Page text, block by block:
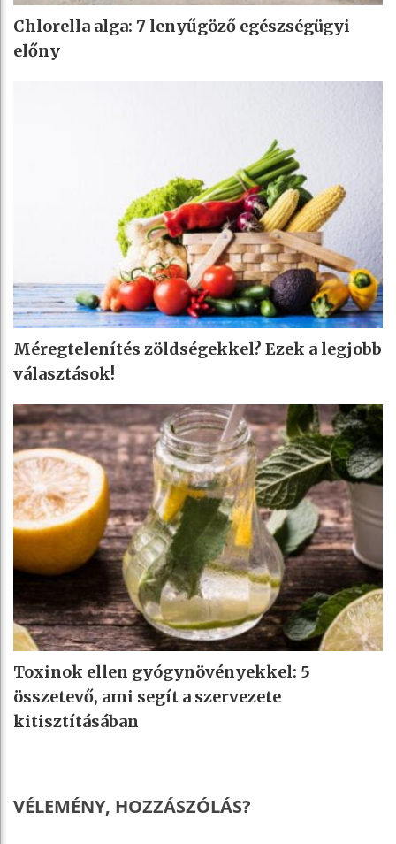
Chlorella alga: 7 lenyűgöző egészségügyi
előny
Méregtelenítés zöldségekkel? Ezek a legjobb
választások!
Toxinok ellen gyógynövényekkel: 5
összetevő, ami segít a szervezete
kitisztításában
VÉLEMÉNY, HOZZÁSZÓLÁS?